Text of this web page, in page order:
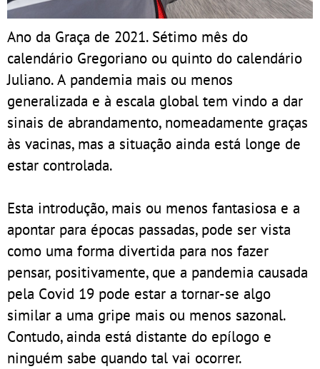
Ano da Graça de 2021. Sétimo mês do
calendário Gregoriano ou quinto do calendário
Juliano. A pandemia mais ou menos
generalizada e à escala global tem vindo a dar
sinais de abrandamento, nomeadamente graças
às vacinas, mas a situação ainda está longe de
estar controlada.
Esta introdução, mais ou menos fantasiosa e a
apontar para épocas passadas, pode ser vista
como uma forma divertida para nos fazer
pensar, positivamente, que a pandemia causada
pela Covid 19 pode estar a tornar-se algo
similar a uma gripe mais ou menos sazonal.
Contudo, ainda está distante do epílogo e
ninguém sabe quando tal vai ocorrer.